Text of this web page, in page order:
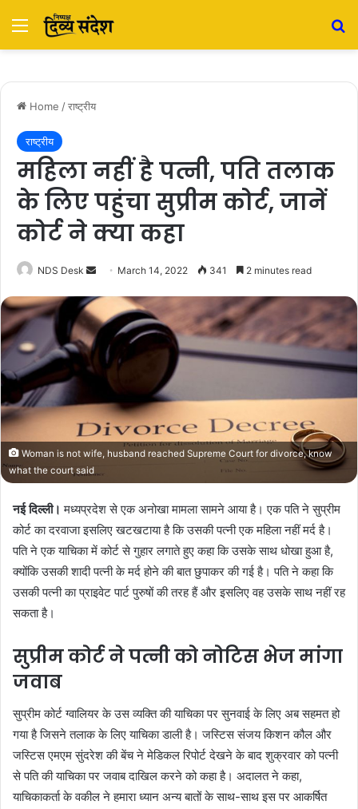
Menu
Home /राष्ट्रीय
राष्ट्रीय
महिला नहीं है पत्नी, पति तलाक
के लिए पहुंचा सुप्रीम कोर्ट, जानें
कोर्ट ने क्या कहा
NDS Desk
d
a
m
a
i
March 14, 2022 341 2 minutes read
Woman is not wife, husband reached Supreme Court for divorce, know
what the court said
नई दिल्ली। मध्यप्रदेश से एक अनोखा मामला सामने आया है। एक पति ने सुप्रीम
कोर्ट का दरवाजा इसलिए खटखटाया है कि उसकी पत्नी एक महिला नहीं मर्द है।
पति ने एक याचिका में कोर्ट से गुहार लगाते हुए कहा कि उसके साथ धोखा हुआ है,
क्योंकि उसकी शादी पत्नी के मर्द होने की बात छुपाकर की गई है। पति ने कहा कि
उसकी पत्नी का प्राइवेट पार्ट पुरुषों की तरह हैं और इसलिए वह उसके साथ नहीं रह
सकता है।
सुप्रीम कोर्ट ने पत्नी को नोटिस भेज मांगा
जवाब
सुप्रीम कोर्ट ग्वालियर के उस व्यक्ति की याचिका पर सुनवाई के लिए अब सहमत हो
गया है जिसने तलाक के लिए याचिका डाली है। जस्टिस संजय किशन कौल और
जस्टिस एमएम सुंदरेश की बेंच ने मेडिकल रिपोर्ट देखने के बाद शुक्रवार को पत्नी
से पति की याचिका पर जवाब दाखिल करने को कहा है। अदालत ने कहा,
याचिकाकर्ता के वकील ने हमारा ध्यान अन्य बातों के साथ-साथ इस पर आकर्षित